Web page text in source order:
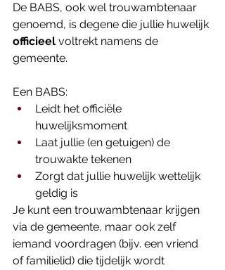
De BABS, ook wel trouwambtenaar
genoemd, is degene die jullie huwelijk
officieel voltrekt namens de
gemeente.
Een BABS:
Leidt het officiële
huwelijksmoment
Laat jullie (en getuigen) de
trouwakte tekenen
Zorgt dat jullie huwelijk wettelijk
geldig is
Je kunt een trouwambtenaar krijgen
via de gemeente, maar ook zelf
iemand voordragen (bijv. een vriend
of familielid) die tijdelijk wordt